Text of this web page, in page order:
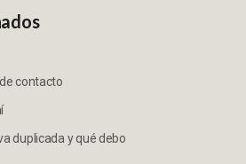
contacto
duplicada y qué debo